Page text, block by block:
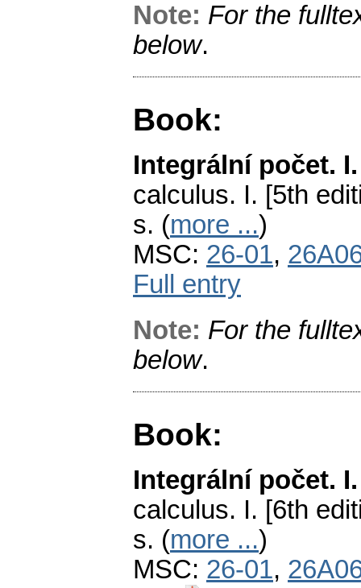
Note: For the
below.
Book:
Integrální počet.
calculus. I. [5th
s. (more ...)
MSC: 26-01,
Full entry
Note: For the
below.
Book:
Integrální počet.
calculus. I. [6th
s. (more ...)
MSC: 26-01,